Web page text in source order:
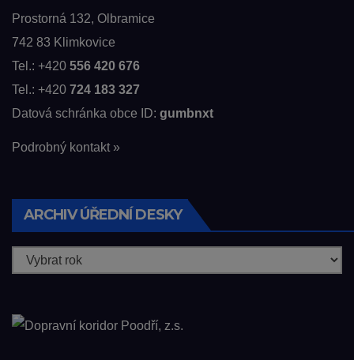
Prostorná 132, Olbramice
742 83 Klimkovice
Tel.: +420 556 420 676
Tel.: +420 724 183 327
Datová schránka obce ID: gumbnxt
Podrobný kontakt »
ARCHIV ÚŘEDNÍ DESKY